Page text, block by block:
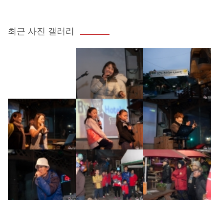
최근 사진 갤러리